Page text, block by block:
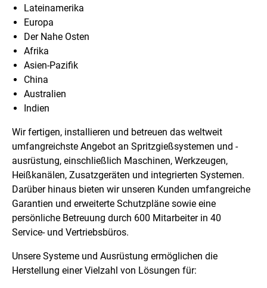
Lateinamerika
Europa
Der Nahe Osten
Afrika
Asien-Pazifik
China
Australien
Indien
Wir fertigen, installieren und betreuen das weltweit
umfangreichste Angebot an Spritzgießsystemen und -
ausrüstung, einschließlich Maschinen, Werkzeugen,
Heißkanälen, Zusatzgeräten und integrierten Systemen.
Darüber hinaus bieten wir unseren Kunden umfangreiche
Garantien und erweiterte Schutzpläne sowie eine
persönliche Betreuung durch 600 Mitarbeiter in 40
Service- und Vertriebsbüros.
Unsere Systeme und Ausrüstung ermöglichen die
Herstellung einer Vielzahl von Lösungen für: